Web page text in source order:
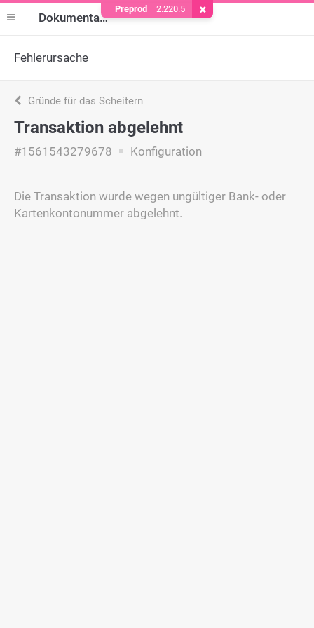
Dokumentation
Fehlerursache
Gründe für das Scheitern
Transaktion abgelehnt
#1561543279678 Konfiguration
Die Transaktion wurde wegen ungültiger Bank- oder
Kartenkontonummer abgelehnt.
Preprod 2.220.5 Cookie entfernen